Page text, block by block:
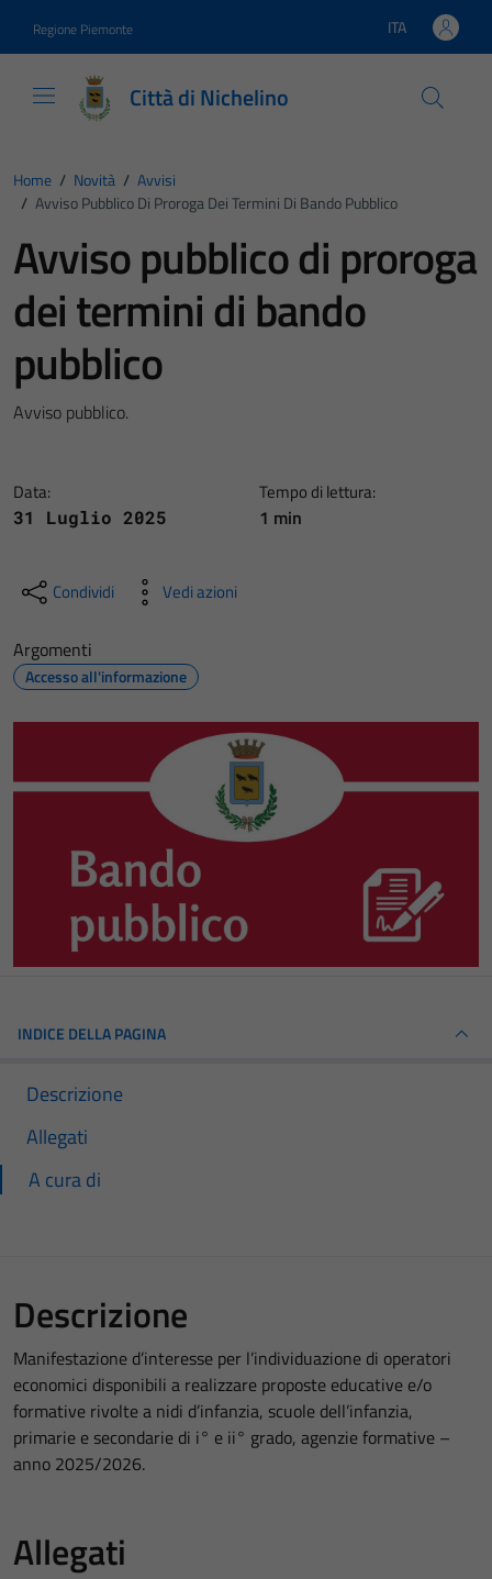
Regione Piemonte Lingua attiva:
ITA
Città di Nichelino
Home / Novità / Avvisi
/ Avviso Pubblico Di Proroga Dei Termini Di Bando Pubblico
Avviso pubblico di proroga
dei termini di bando
pubblico
Avviso pubblico.
Data:
31 Luglio 2025
Tempo di lettura:
1 min
Condividi Vedi azioni
Argomenti
Accesso all'informazione
INDICE DELLA PAGINA
Descrizione
Allegati
A cura di
Descrizione
Manifestazione d’interesse per l’individuazione di operatori
economici disponibili a realizzare proposte educative e/o
formative rivolte a nidi d’infanzia, scuole dell’infanzia,
primarie e secondarie di i° e ii° grado, agenzie formative –
anno 2025/2026.
Allegati